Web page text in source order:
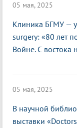
05 мая, 2025
Клиника БГМУ —
surgery: «80 лет
Войне. С востока
05 мая, 2025
В научной
выставки